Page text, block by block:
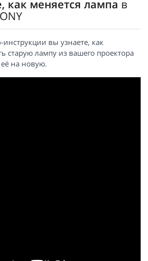
как меняется лампа в
вы узнаете, как
старую лампу из вашего проектора
на новую.